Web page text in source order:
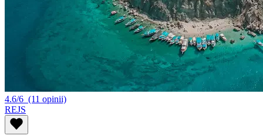
4.6/6 (11 opinii)
REJS